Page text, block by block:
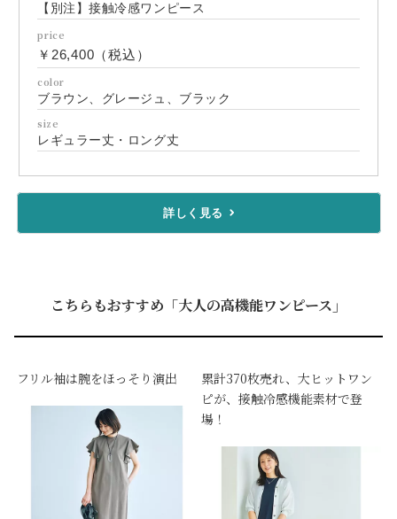
【別注】接触冷感ワンピース
price
￥26,400（税込）
color
ブラウン、グレージュ、ブラック
size
レギュラー丈・ロング丈
詳しく見る
こちらもおすすめ「大人の高機能ワンピース」
フリル袖は腕をほっそり演出
累計370枚売れ、大ヒットワン
ピが、接触冷感機能素材で登
場！